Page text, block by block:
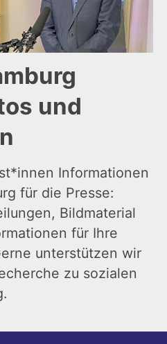
und
Informationen
für die Presse:
Bildmaterial
für Ihre
unterstützen wir
zu sozialen